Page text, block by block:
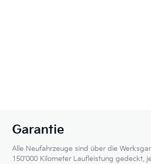
Garantie
Alle Neufahrzeuge sind über die
150’000 Kilometer Laufleistung gedeckt,